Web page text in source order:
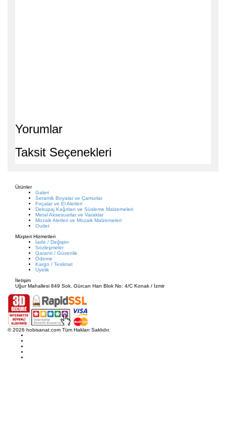
Yorumlar
Taksit Seçenekleri
Ürünler
Galeri
Seramik Boyalar ve Çamurlar
Fırçalar ve El Aletleri
Dekupaj Kağıtları ve Süsleme Malzemeleri
Metal Aksesuarlar ve Varaklar
Mozaik Aletleri ve Mozaik Malzemeleri
Outlet
Müşteri Hizmetleri
İade / Değişim
Sözleşmeler
Garanti / Güvenlik
Ödeme
Kargo / Teslimat
Üyelik
İletişim
Uğur Mahallesi 849 Sok. Gürcan Han Blok No: 4/C Konak / İzmir
© 2026 hobisanat.com Tüm Hakları Saklıdır.